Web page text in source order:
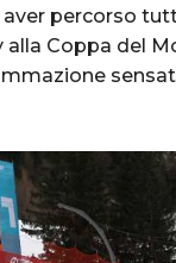
aver percorso
Coppa del